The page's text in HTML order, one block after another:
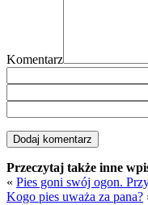
Komentarz
Przeczytaj także inne
« Pies goni swój ogon.
Kogo pies uważa za pana?